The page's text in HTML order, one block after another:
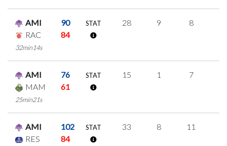
AMI
90
RAC
84
32min14s
STAT 28 9 8
AMI
76
MAM
61
25min21s
STAT 15 1 7
AMI
102
RES
84
STAT 33 8 11